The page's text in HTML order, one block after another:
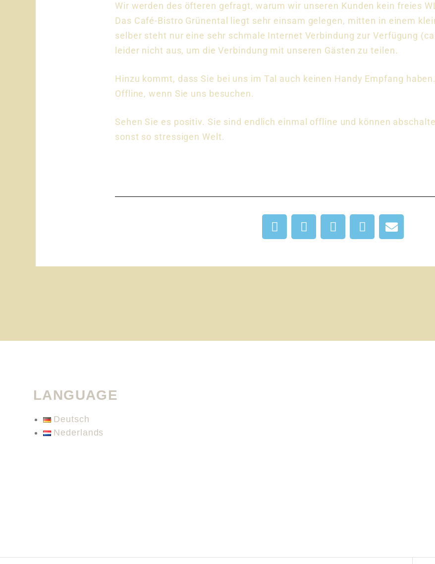
Wir werden des öfteren gefragt, warum wir unseren Kunden kein freies
Das Café-Bistro Grünental liegt sehr einsam gelegen, mitten in einem
selber steht nur eine sehr schmale Internet Verbindung zur Verfügung
leider nicht aus, um die Verbindung mit unseren Gästen zu teilen.
Hinzu kommt, dass Sie bei uns im Tal auch keinen Handy Empfang
Offline, wenn Sie uns besuchen.
Sehen Sie es positiv. Sie sind endlich einmal offline und können
sonst so stressigen Welt.
LANGUAGE
Deutsch
Nederlands